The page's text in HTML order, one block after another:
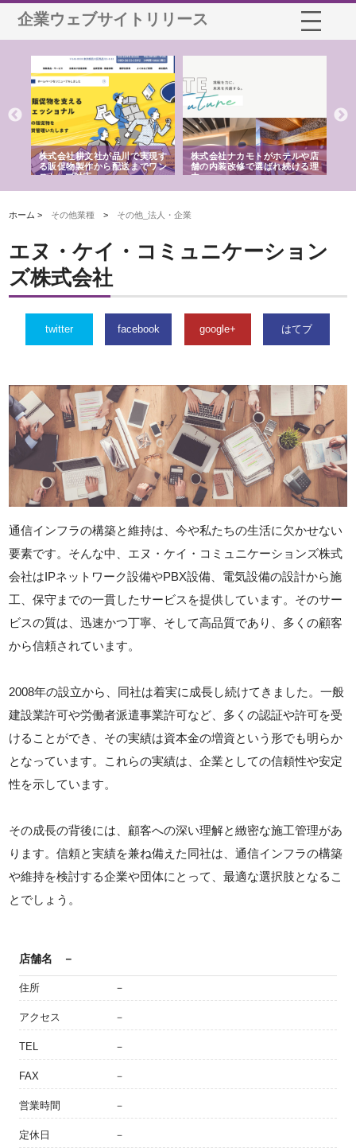
企業ウェブサイトリリース
株式会社耕文社が品川で実現す
る販促物製作から配送までワン
ストップ対応
株式会社ナカモトがホテルや店
舗の内装改修で選ばれ続ける理
由
ホーム > その他業種 > その他_法人・企業
エヌ・ケイ・コミュニケーション
ズ株式会社
twitter facebook google+ はてブ
通信インフラの構築と維持は、今や私たちの生活に欠かせない
要素です。そんな中、エヌ・ケイ・コミュニケーションズ株式
会社はIPネットワーク設備やPBX設備、電気設備の設計から施
工、保守までの一貫したサービスを提供しています。そのサー
ビスの質は、迅速かつ丁寧、そして高品質であり、多くの顧客
から信頼されています。
2008年の設立から、同社は着実に成長し続けてきました。一般
建設業許可や労働者派遣事業許可など、多くの認証や許可を受
けることができ、その実績は資本金の増資という形でも明らか
となっています。これらの実績は、企業としての信頼性や安定
性を示しています。
その成長の背後には、顧客への深い理解と緻密な施工管理があ
ります。信頼と実績を兼ね備えた同社は、通信インフラの構築
や維持を検討する企業や団体にとって、最適な選択肢となるこ
とでしょう。
店舗名 －
住所 －
アクセス －
TEL －
FAX －
営業時間 －
定休日 －